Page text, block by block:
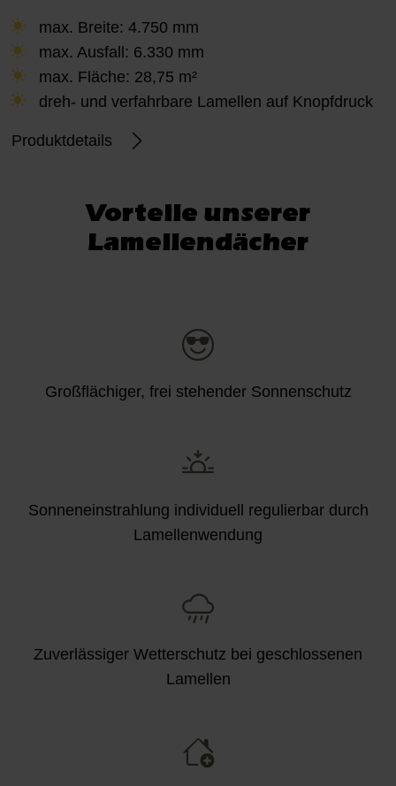
max. Breite: 4.750 mm
max. Ausfall: 6.330 mm
max. Fläche: 28,75 m²
dreh- und verfahrbare Lamellen auf Knopfdruck
Produktdetails
Vorteile unserer
Lamellendächer
Großflächiger, frei stehender Sonnenschutz
Sonneneinstrahlung individuell regulierbar durch
Lamellenwendung
Zuverlässiger Wetterschutz bei geschlossenen
Lamellen